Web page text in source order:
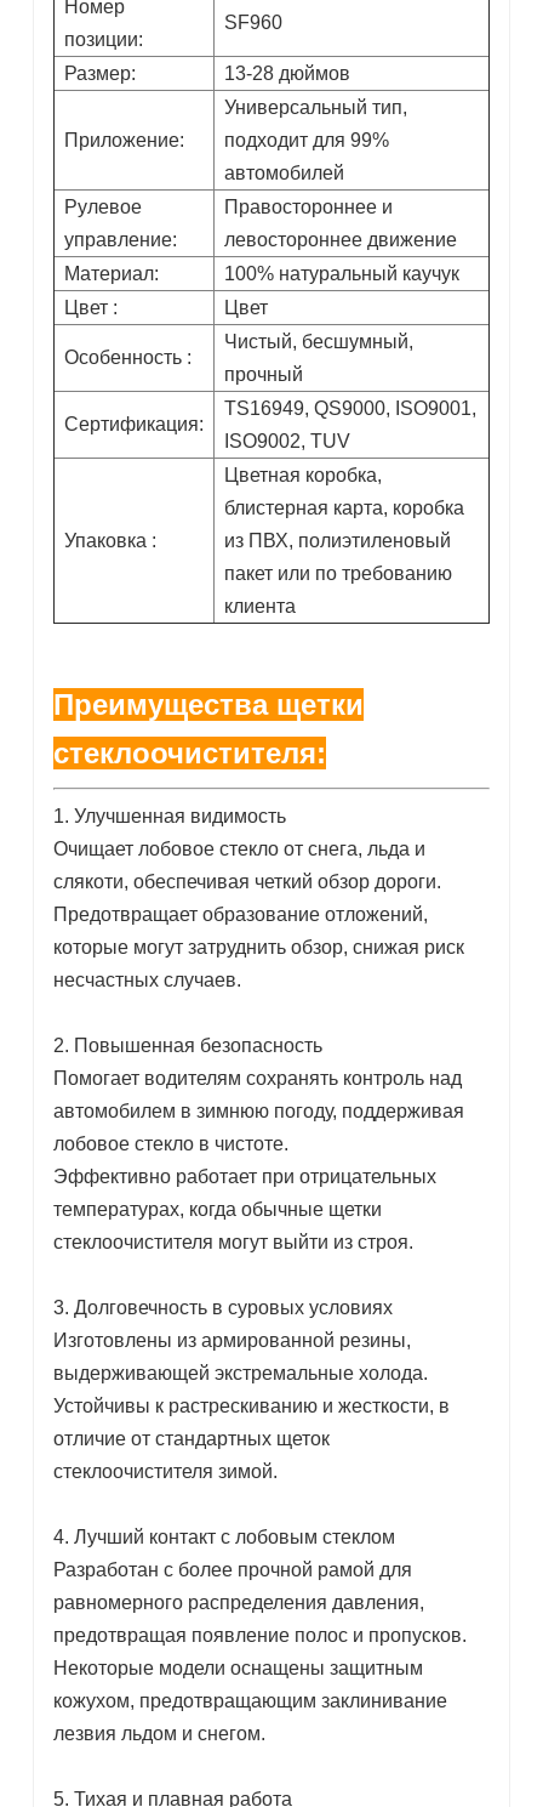
Номер
позиции:
SF960
Размер: 13-28 дюймов
Приложение:
Универсальный тип,
подходит для 99%
автомобилей
Рулевое
управление:
Правостороннее и
левостороннее движение
Материал:
100% натуральный каучук
Цвет :
Цвет
Особенность :
Чистый, бесшумный,
прочный
Сертификация:
TS16949, QS9000, ISO9001,
ISO9002, TUV
Упаковка :
Цветная коробка,
блистерная карта, коробка
из ПВХ, полиэтиленовый
пакет или по требованию
клиента
Преимущества щетки
стеклоочистителя:
1. Улучшенная видимость
Очищает лобовое стекло от снега, льда и
слякоти, обеспечивая четкий обзор дороги.
Предотвращает образование отложений,
которые могут затруднить обзор, снижая риск
несчастных случаев.
2. Повышенная безопасность
Помогает водителям сохранять контроль над
автомобилем в зимнюю погоду, поддерживая
лобовое стекло в чистоте.
Эффективно работает при отрицательных
температурах, когда обычные щетки
стеклоочистителя могут выйти из строя.
3. Долговечность в суровых условиях
Изготовлены из армированной резины,
выдерживающей экстремальные холода.
Устойчивы к растрескиванию и жесткости, в
отличие от стандартных щеток
стеклоочистителя зимой.
4. Лучший контакт с лобовым стеклом
Разработан с более прочной рамой для
равномерного распределения давления,
предотвращая появление полос и пропусков.
Некоторые модели оснащены защитным
кожухом, предотвращающим заклинивание
лезвия льдом и снегом.
5. Тихая и плавная работа